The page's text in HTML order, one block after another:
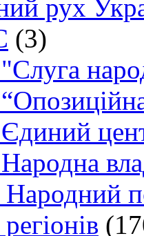
рух
(3)
"Слуга
Єдиний
Народний